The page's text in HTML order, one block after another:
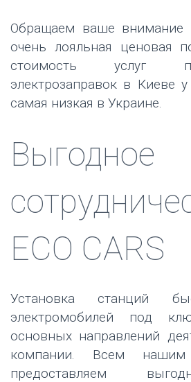
Обращаем ваше внимание
очень лояльная ценовая
стоимость услуг
электрозаправок в Киеве
самая низкая в Украине.
Выгодное
ЕСО CARS
Установка станций
электромобилей под
основных направлений
компании. Всем
предоставляем